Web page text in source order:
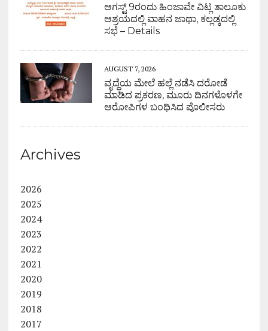
ಆಗಸ್ಟ್ 9ರಂದು ಹಿಂಜಾವೇ ವಿಟ್ಲ ತಾಲೂಕು
ಆಶ್ರಯದಲ್ಲಿ ವಾಹನ ಜಾಥಾ, ಕಲ್ಲಡ್ಕದಲ್ಲಿ
ಸಭೆ – Details
AUGUST 7, 2026
ವೃದ್ಧೆಯ ಮೇಲೆ ಹಲ್ಲೆ ನಡೆಸಿ ದರೋಡೆ
ಮಾಡಿದ ಪ್ರಕರಣ, ಮೂರು ದಿನಗಳೊಳಗೇ
ಆರೋಪಿಗಳ ಬಂಧಿಸಿದ ಪೊಲೀಸರು
Archives
2026
2025
2024
2023
2022
2021
2020
2019
2018
2017